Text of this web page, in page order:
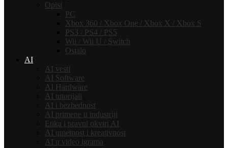
Opisi
PC
Xbox 360 / Xbox One / Xbox X / Xbox S
PS3 / PS4 / PS5
Wii / Wii U / Switch
Ostalo
AI
AI vesti
AI Software
AI Hardware
AI tutorijali
AI i bezbednost
AI primene u industriji
Etika i pravni okviri AI
AI umetnost i kreativnost
AI u video igrama